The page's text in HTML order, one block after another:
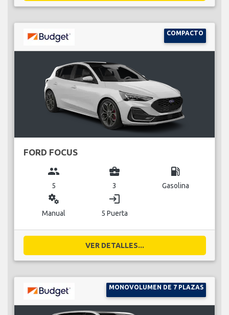
COMPACTO
FORD FOCUS
group
5
business_center
3
local_gas_station
Gasolina
miscellaneous_services
Manual
login
5 Puerta
VER DETALLES...
MONOVOLUMEN DE 7 PLAZAS